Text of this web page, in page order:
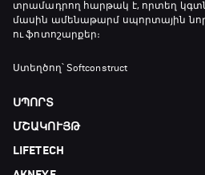
տրամադրող հարթակ է, որտեղ
մասին ամենաթարմ սպորտային
ու ֆոտոշարքեր։
Ստեղծող՝ Softconstruct
ՍՊՈՐՏ
ՄՇԱԿՈՒՅԹ
LIFETECH